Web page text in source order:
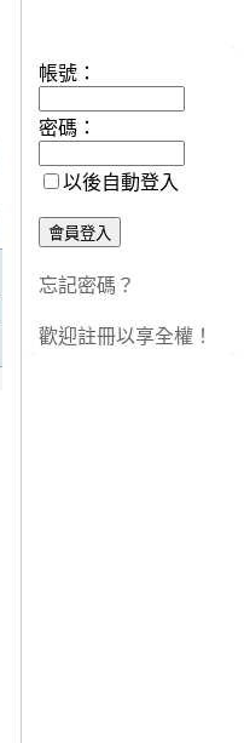
帳號：
密碼：
以後自動登入
忘記密碼？
歡迎註冊以享全權！